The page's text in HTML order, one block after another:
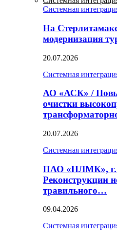
Системная
На
модернизация
20.07.2026
Системная
АО «АСК» /
очистки
20.07.2026
Системная
ПАО «НЛМК», г.
Реконструкции
травильного…
09.04.2026
Системная